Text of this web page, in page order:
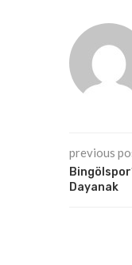
previous
Dayanak